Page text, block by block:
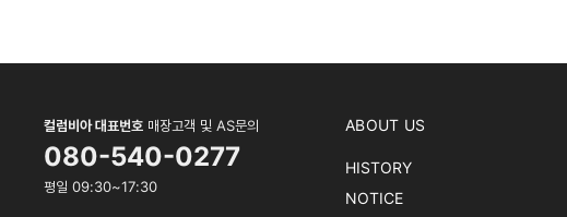
컬럼비아 대표번호 매장고객 및 AS문의
080-540-0277
평일 09:30~17:30
ABOUT US
HISTORY
NOTICE